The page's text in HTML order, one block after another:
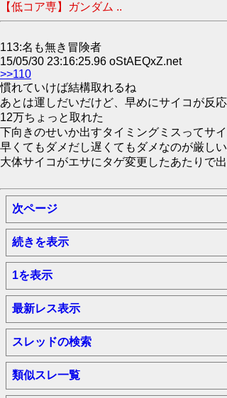
【低コア専】ガンダム ..
113:名も無き冒険者
15/05/30 23:16:25.96 oStAEQxZ.net
>>110
慣れていけば結構取れるね
あとは運しだいだけど、早めにサイコが反
12万ちょっと取れた
下向きのせいか出すタイミングミスってサ
早くてもダメだし遅くてもダメなのが厳し
大体サイコがエサにタゲ変更したあたりで
次ページ
続きを表示
1を表示
最新レス表示
スレッドの検索
類似スレ一覧